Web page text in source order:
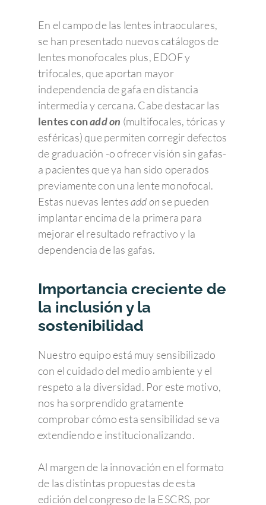
En el campo de las lentes intraoculares,
se han presentado nuevos catálogos de
lentes monofocales plus, EDOF y
trifocales, que aportan mayor
independencia de gafa en distancia
intermedia y cercana. Cabe destacar las
lentes conadd on (multifocales, tóricas y
esféricas) que permiten corregir defectos
de graduación -o ofrecer visión sin gafas-
a pacientes que ya han sido operados
previamente con una lente monofocal.
Estas nuevas lentesadd onse pueden
implantar encima de la primera para
mejorar el resultado refractivo y la
dependencia de las gafas.
Importancia creciente de
la inclusión y la
sostenibilidad
Nuestro equipo está muy sensibilizado
con el cuidado del medio ambiente y el
respeto a la diversidad. Por este motivo,
nos ha sorprendido gratamente
comprobar cómo esta sensibilidad se va
extendiendo e institucionalizando.
Al margen de la innovación en el formato
de las distintas propuestas de esta
edición del congreso de la ESCRS, por
Córnea
Conjuntivitis
Síndrome de Sjörgen
Patologías
Pterigion
Queratocono
Retina y mácula
Daltonismo
Retinopatía
Degeneración
Retinopatía del
Desprendimiento de
Trastornos comunes
Miopía,
astigmatismo
Cataratas
Oftalmología pedriática
Estrabismo
Ojo vago
Terapias visuales
Tratamientos
Cirugía refractiva
Cirugía de las Cataratas
Cirugía de la presbicia
Ergoftalmología
Oftalmología pedriática
Admira Visión
Quienes somos
Equipo directivo
Equipo de profesionales
Oftalmólogos
Blog
Últimas noticias
Responsabilidad Social
Corporativa
Member of
Pide cita
Pide Cita